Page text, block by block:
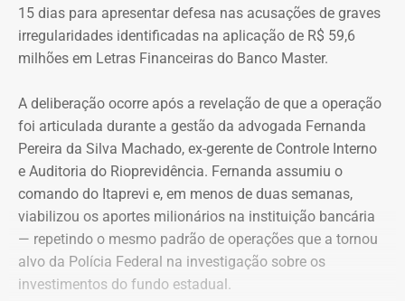
Declaração de bens de Alex Melim em 2026 — Foto:
Reprodução/Divulgacand
15 dias para apresentar defesa nas acusações de graves
irregularidades identificadas na aplicação de R$ 59,6
milhões em Letras Financeiras do Banco Master.
A deliberação ocorre após a revelação de que a operação
foi articulada durante a gestão da advogada Fernanda
Pereira da Silva Machado, ex-gerente de Controle Interno
e Auditoria do Rioprevidência. Fernanda assumiu o
comando do Itaprevi e, em menos de duas semanas,
viabilizou os aportes milionários na instituição bancária
— repetindo o mesmo padrão de operações que a tornou
alvo da Polícia Federal na investigação sobre os
investimentos do fundo estadual.